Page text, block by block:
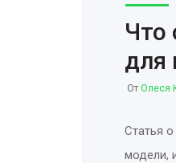
Что
для
От Олеся
Статья
модели,